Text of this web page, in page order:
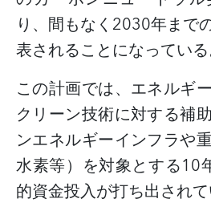
り、間もなく 2030年まで
表されることになっている
この計画では、エネルギ
クリーン技術に対する補
ンエネルギーインフラや
水素等）を対象とする10
的資金投入が打ち出されて